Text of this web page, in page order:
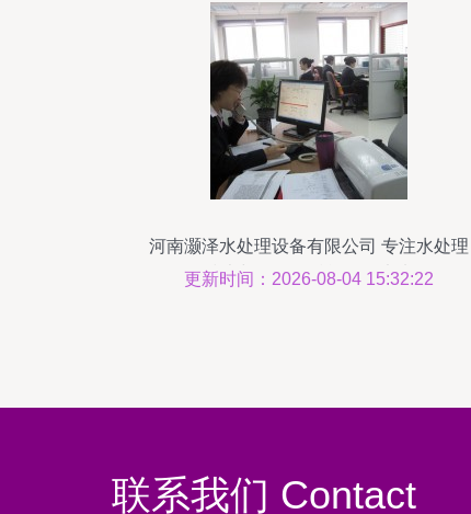
河南灏泽水处理设备有限公司 专注水处理
技术与服务，赋能绿色未来
更新时间：2026-08-04 15:32:22
联系我们 Contact